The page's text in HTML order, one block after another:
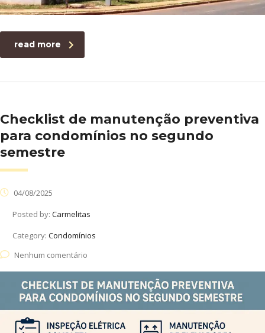
read more
Checklist de manutenção preventiva
para condomínios no segundo
semestre
04/08/2025
Posted by: Carmelitas
Category: Condomínios
Nenhum comentário